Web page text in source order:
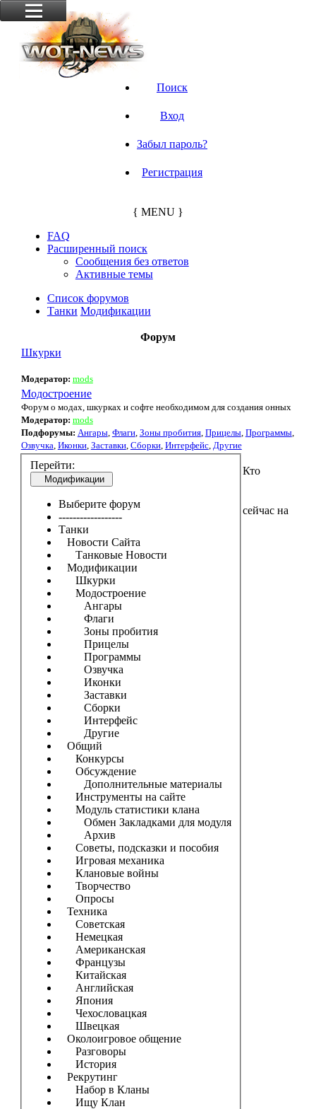
Поиск
Вход
Забыл пароль?
Регистрация
{ MENU }
FAQ
Расширенный поиск
Сообщения без ответов
Активные темы
Список форумов
Танки Модификации
Форум
Шкурки
Модератор: mods
Модостроение
Форум о модах, шкурках и софте необходимом для создания онных
Модератор: mods
Подфорумы: Ангары, Флаги, Зоны пробития, Прицелы, Программы,
Озвучка, Иконки, Заставки, Сборки, Интерфейс, Другие
Перейти:
Модификации
Выберите форум
------------------
Танки
Новости Сайта
Танковые Новости
Модификации
Шкурки
Модостроение
Ангары
Флаги
Зоны пробития
Прицелы
Программы
Озвучка
Иконки
Заставки
Сборки
Интерфейс
Другие
Общий
Конкурсы
Обсуждение
Дополнительные материалы
Инструменты на сайте
Модуль статистики клана
Обмен Закладками для модуля
Архив
Советы, подсказки и пособия
Игровая механика
Клановые войны
Творчество
Опросы
Техника
Советская
Немецкая
Американская
Французы
Китайская
Английская
Япония
Чехословацкая
Швецкая
Околоигровое общение
Разговоры
История
Рекрутинг
Набор в Кланы
Ищу Клан
Кто
сейчас на